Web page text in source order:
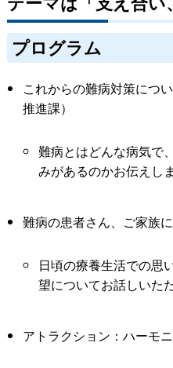
プログラム
これからの難病対策につ
推進課）
難病とはどんな病気で
みがあるのかお伝えし
難病の患者さん、ご家族
日頃の療養生活での思
望についてお話しいた
アトラクション：ハーモ